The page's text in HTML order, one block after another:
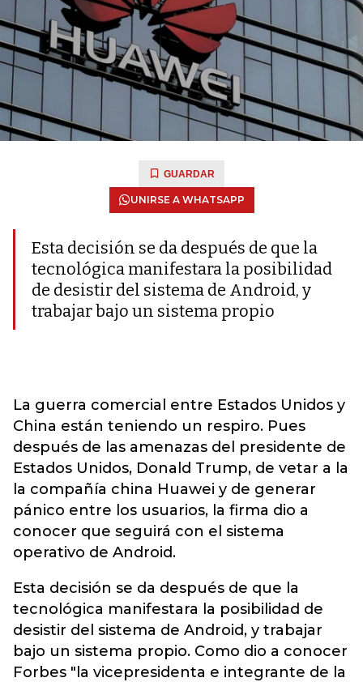
GUARDAR
UNIRSE A WHATSAPP
Esta decisión se da después de que la
tecnológica manifestara la posibilidad
de desistir del sistema de Android, y
trabajar bajo un sistema propio
La guerra comercial entre Estados Unidos y
China están teniendo un respiro. Pues
después de las amenazas del presidente de
Estados Unidos, Donald Trump, de vetar a la
la compañía china Huawei y de generar
pánico entre los usuarios, la firma dio a
conocer que seguirá con el sistema
operativo de Android.
Esta decisión se da después de que la
tecnológica manifestara la posibilidad de
desistir del sistema de Android, y trabajar
bajo un sistema propio. Como dio a conocer
Forbes "la vicepresidenta e integrante de la